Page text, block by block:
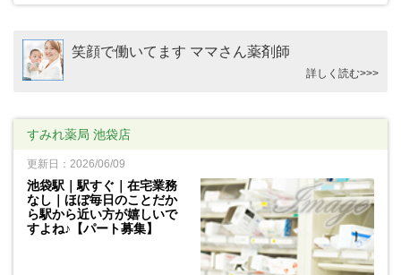
笑顔で働いてます ママさん薬剤師
詳しく読む>>>
すみれ薬局 池袋店
更新日：2026/06/09
池袋駅｜駅すぐ｜在宅業務
なし｜ほぼ毎日のことだか
ら駅から近い方が嬉しいで
すよね♪【パート募集】